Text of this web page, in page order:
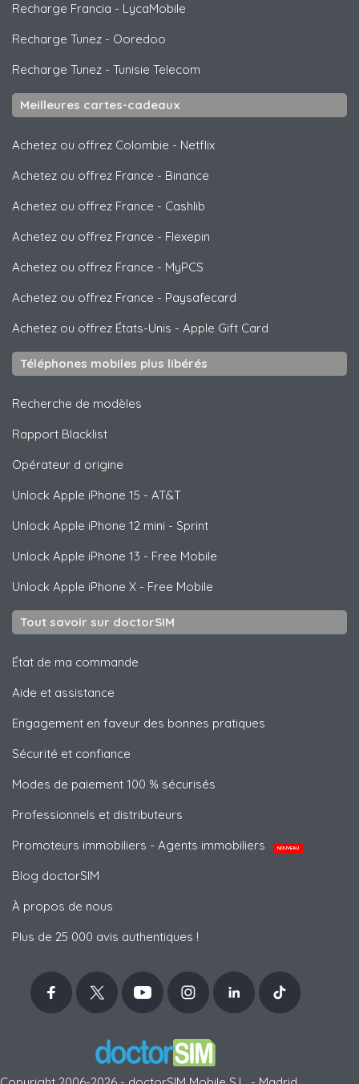
Recharge Francia - LycaMobile
Recharge Tunez - Ooredoo
Recharge Tunez - Tunisie Telecom
Meilleures cartes-cadeaux
Achetez ou offrez Colombie - Netflix
Achetez ou offrez France - Binance
Achetez ou offrez France - Cashlib
Achetez ou offrez France - Flexepin
Achetez ou offrez France - MyPCS
Achetez ou offrez France - Paysafecard
Achetez ou offrez États-Unis - Apple Gift Card
Téléphones mobiles plus libérés
Recherche de modèles
Rapport Blacklist
Opérateur d origine
Unlock Apple iPhone 15 - AT&T
Unlock Apple iPhone 12 mini - Sprint
Unlock Apple iPhone 13 - Free Mobile
Unlock Apple iPhone X - Free Mobile
Tout savoir sur doctorSIM
État de ma commande
Aide et assistance
Engagement en faveur des bonnes pratiques
Sécurité et confiance
Modes de paiement 100 % sécurisés
Professionnels et distributeurs
Promoteurs immobiliers - Agents immobiliers
NOUVEAU
Blog doctorSIM
À propos de nous
Plus de 25 000 avis authentiques !